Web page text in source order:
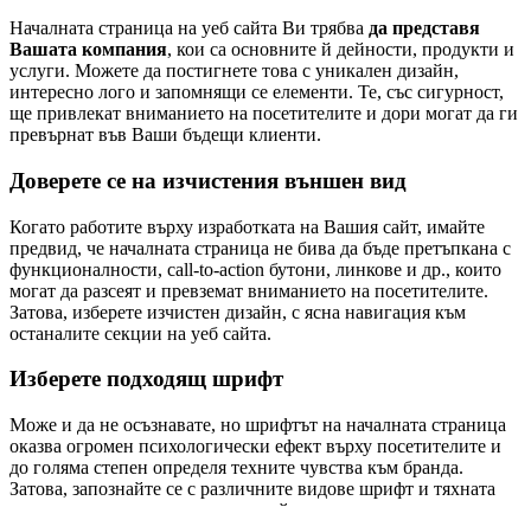
Началната страница на уеб сайта Ви трябва да представя
Вашата компания, кои са основните й дейности, продукти и
услуги. Можете да постигнете това с уникален дизайн,
интересно лого и запомнящи се елементи. Те, със сигурност,
ще привлекат вниманието на посетителите и дори могат да ги
превърнат във Ваши бъдещи клиенти.
Доверете се на изчистения външен вид
Когато работите върху изработката на Вашия сайт, имайте
предвид, че началната страница не бива да бъде претъпкана с
функционалности, call-to-action бутони, линкове и др., които
могат да разсеят и превземат вниманието на посетителите.
Затова, изберете изчистен дизайн, с ясна навигация към
останалите секции на уеб сайта.
Изберете подходящ шрифт
Може и да не осъзнавате, но шрифтът на началната страница
оказва огромен психологически ефект върху посетителите и
до голяма степен определя техните чувства към бранда.
Затова, запознайте се с различните видове шрифт и тяхната